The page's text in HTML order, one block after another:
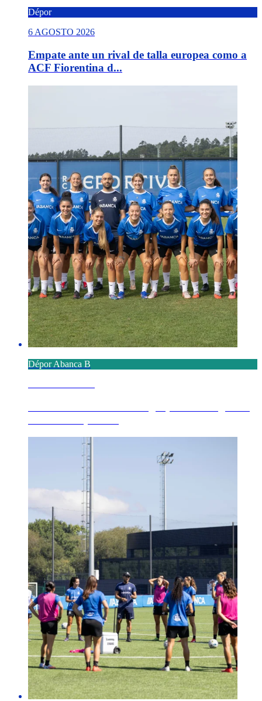
Dépor
6 AGOSTO 2026
Empate ante un rival de talla europea como a
ACF Fiorentina d...
Dépor Abanca B